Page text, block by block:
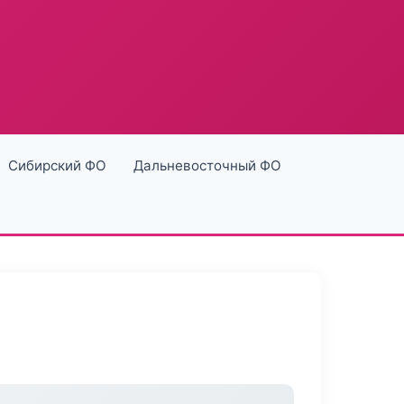
Сибирский ФО Дальневосточный ФО